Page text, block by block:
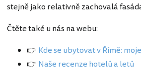
stejně jako relativně zachovalá
Čtěte také u nás na webu:
👉 Kde se ubytovat v Římě:
👉 Naše recenze hotelů a letů